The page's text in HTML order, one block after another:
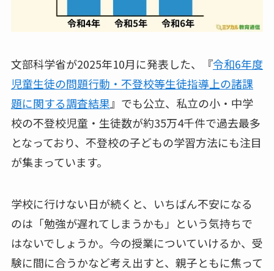
文部科学省が2025年10月に発表した、『令和6年度
児童生徒の問題行動・不登校等生徒指導上の諸課
題に関する調査結果』でも公立、私立の小・中学
校の不登校児童・生徒数が約35万4千件で過去最多
となっており、不登校の子どもの学習方法にも注目
が集まっています。
学校に行けない日が続くと、いちばん不安になる
のは「勉強が遅れてしまうかも」という気持ちで
はないでしょうか。今の授業についていけるか、受
験に間に合うかなど考え出すと、親子ともに焦って